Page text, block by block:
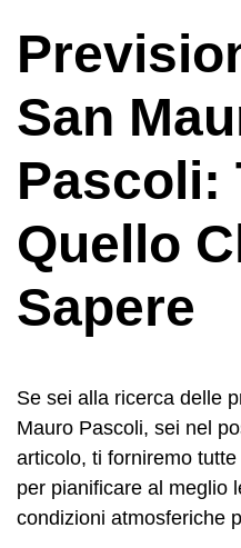
San
Pascoli:
Quello
Sapere
Se sei alla ricerca delle
Mauro Pascoli, sei nel
articolo, ti forniremo
per pianificare al meglio
condizioni atmosferiche